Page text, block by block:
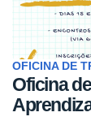
OFICINA DE
Oficina